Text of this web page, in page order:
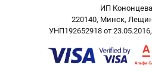
ИП
220140, Минск,
УНП192652918 от